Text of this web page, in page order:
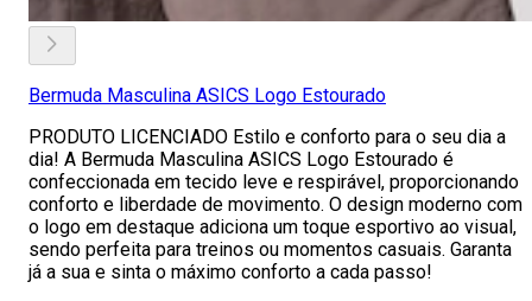
Bermuda Masculina ASICS Logo Estourado
PRODUTO LICENCIADO Estilo e conforto para o seu dia a
dia! A Bermuda Masculina ASICS Logo Estourado é
confeccionada em tecido leve e respirável, proporcionando
conforto e liberdade de movimento. O design moderno com
o logo em destaque adiciona um toque esportivo ao visual,
sendo perfeita para treinos ou momentos casuais. Garanta
já a sua e sinta o máximo conforto a cada passo!